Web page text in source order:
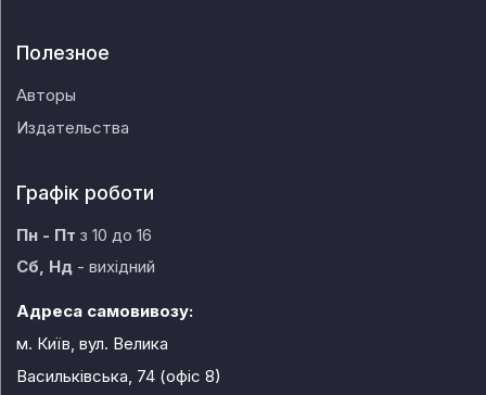
Полезное
Авторы
Издательства
Графік роботи
Пн - Пт з 10 до 16
Сб, Нд - вихідний
Адреса самовивозу:
м. Київ, вул. Велика
Васильківська, 74 (офіс 8)